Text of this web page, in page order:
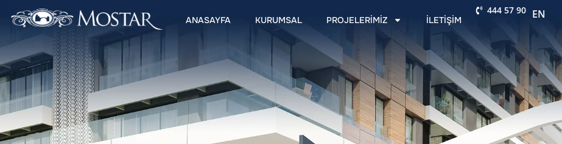
ANASAYFA KURUMSAL PROJELERIMIZ İLETIŞIM
444 57 90 EN